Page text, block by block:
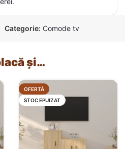
Categorie: Comode tv
și…
OFERTĂ
STOC EPUIZAT